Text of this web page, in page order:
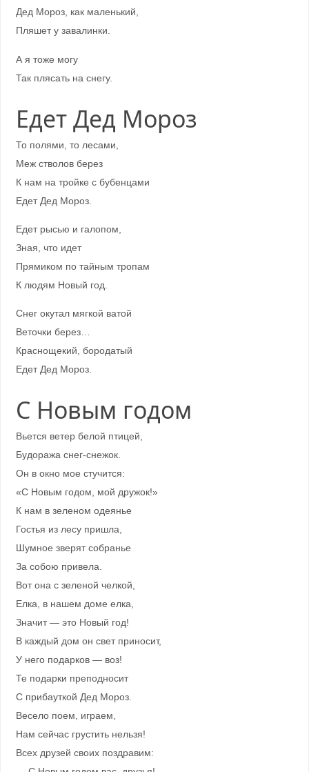
Дед Мороз, как маленький,
Пляшет у завалинки.
А я тоже могу
Так плясать на снегу.
Едет Дед Мороз
То полями, то лесами,
Меж стволов берез
К нам на тройке с бубенцами
Едет Дед Мороз.
Едет рысью и галопом,
Зная, что идет
Прямиком по тайным тропам
К людям Новый год.
Снег окутал мягкой ватой
Веточки берез…
Краснощекий, бородатый
Едет Дед Мороз.
С Новым годом
Вьется ветер белой птицей,
Будоража снег-снежок.
Он в окно мое стучится:
«С Новым годом, мой дружок!»
К нам в зеленом одеянье
Гостья из лесу пришла,
Шумное зверят собранье
За собою привела.
Вот она с зеленой челкой,
Елка, в нашем доме елка,
Значит — это Новый год!
В каждый дом он свет приносит,
У него подарков — воз!
Те подарки преподносит
С прибауткой Дед Мороз.
Весело поем, играем,
Нам сейчас грустить нельзя!
Всех друзей своих поздравим: